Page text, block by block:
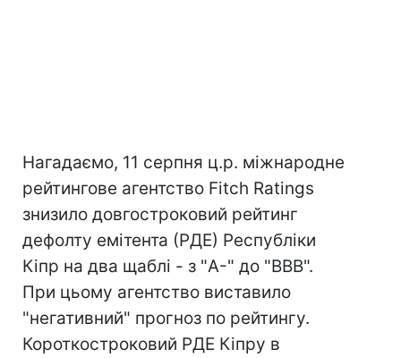
Нагадаємо, 11 серпня ц.р. міжнародне
рейтингове агентство Fitch Ratings
знизило довгостроковий рейтинг
дефолту емітента (РДЕ) Республіки
Кіпр на два щаблі - з "A-" до "BBB".
При цьому агентство виставило
"негативний" прогноз по рейтингу.
Короткостроковий РДЕ Кіпру в